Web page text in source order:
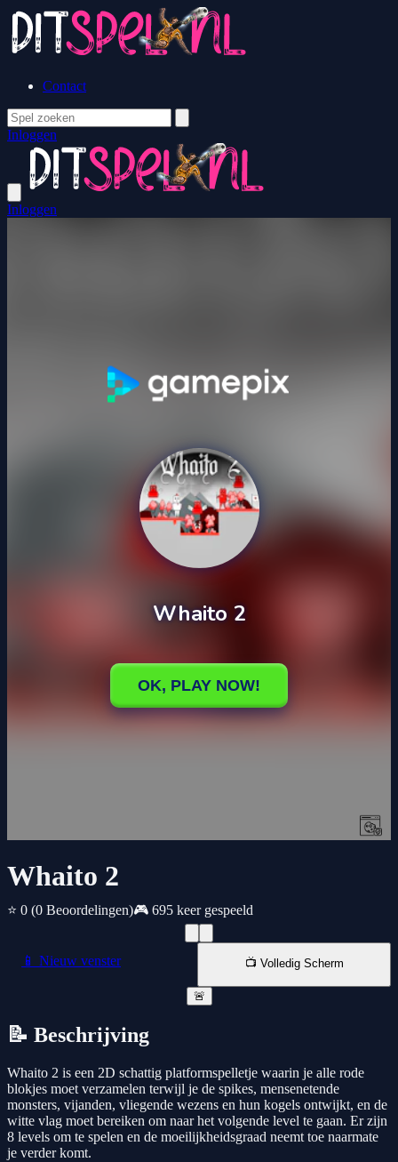
Contact
Inloggen
Inloggen
Whaito 2
⭐ 0 (0 Beoordelingen)🎮 695 keer gespeeld
📱 Nieuw venster 📺 Volledig Scherm
🚨
📝 Beschrijving
Whaito 2 is een 2D schattig platformspelletje waarin je alle rode
blokjes moet verzamelen terwijl je de spikes, mensenetende
monsters, vijanden, vliegende wezens en hun kogels ontwijkt, en de
witte vlag moet bereiken om naar het volgende level te gaan. Er zijn
8 levels om te spelen en de moeilijkheidsgraad neemt toe naarmate
je verder komt.